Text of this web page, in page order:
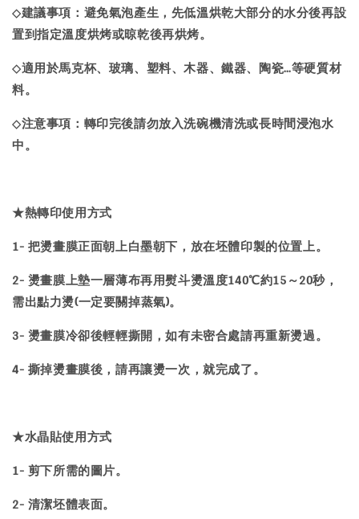
◇建議事項：避免氣泡產生，先低溫烘乾大部分的水分後再設
置到指定溫度烘烤或晾乾後再烘烤。
◇適用於馬克杯、玻璃、塑料、木器、鐵器、陶瓷…等硬質材
料。
◇注意事項：轉印完後請勿放入洗碗機清洗或長時間浸泡水
中。
★熱轉印使用方式
1- 把燙畫膜正面朝上白墨朝下，放在坯體印製的位置上。
2- 燙畫膜上墊一層薄布再用熨斗燙溫度140℃約15～20秒，
需出點力燙(一定要關掉蒸氣)。
3- 燙畫膜冷卻後輕輕撕開，如有未密合處請再重新燙過。
4- 撕掉燙畫膜後，請再讓燙一次，就完成了。
★水晶貼使用方式
1- 剪下所需的圖片。
2- 清潔坯體表面。